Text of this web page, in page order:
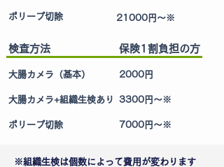
ポリープ切除 21000円～※
保険1割負担の方
2000円
3300円～※
7000円～※
検査方法
大腸カメラ（基本）
大腸カメラ+組織生検あり
ポリープ切除
※組織生検は個数によって費用が変わります